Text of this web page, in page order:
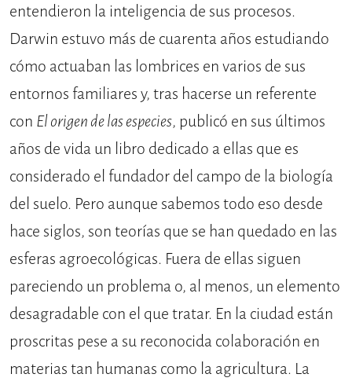
entendieron la inteligencia de sus procesos.
Darwin estuvo más de cuarenta años estudiando
cómo actuaban las lombrices en varios de sus
entornos familiares y, tras hacerse un referente
con El origen de las especies, publicó en sus últimos
años de vida un libro dedicado a ellas que es
considerado el fundador del campo de la biología
del suelo. Pero aunque sabemos todo eso desde
hace siglos, son teorías que se han quedado en las
esferas agroecológicas. Fuera de ellas siguen
pareciendo un problema o, al menos, un elemento
desagradable con el que tratar. En la ciudad están
proscritas pese a su reconocida colaboración en
materias tan humanas como la agricultura. La